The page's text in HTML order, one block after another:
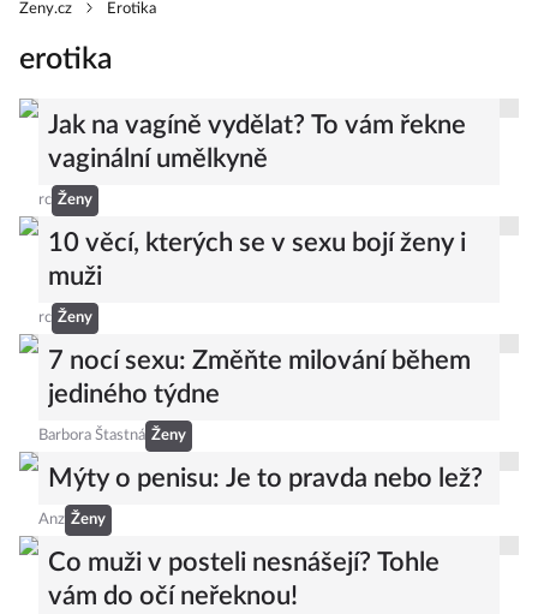
Zeny.cz Erotika
erotika
Jak na vagíně vydělat? To vám řekne
vaginální umělkyně
rc Ženy
10 věcí, kterých se v sexu bojí ženy i
muži
rc Ženy
7 nocí sexu: Změňte milování během
jediného týdne
Barbora Štastná Ženy
Mýty o penisu: Je to pravda nebo lež?
Anz Ženy
Co muži v posteli nesnášejí? Tohle
vám do očí neřeknou!